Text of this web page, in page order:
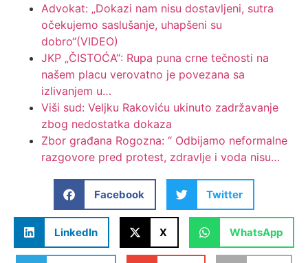
Advokat: „Dokazi nam nisu dostavljeni, sutra
očekujemo saslušanje, uhapšeni su
dobro“(VIDEO)
JKP „ČISTOĆA“: Rupa puna crne tečnosti na
našem placu verovatno je povezana sa
izlivanjem u…
Viši sud: Veljku Rakoviću ukinuto zadržavanje
zbog nedostatka dokaza
Zbor građana Rogozna: “ Odbijamo neformalne
razgovore pred protest, zdravlje i voda nisu…
Facebook Twitter
LinkedIn X WhatsApp